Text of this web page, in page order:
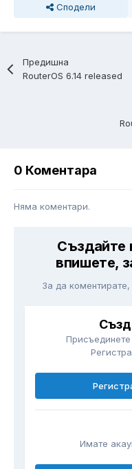
Сподели
Предишна
RouterOS 6.14 released
0 Коментара
Няма коментари.
Създайте
впишете,
За да
Имате